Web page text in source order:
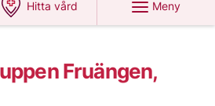
Hitta vård
Meny
Fruängen,